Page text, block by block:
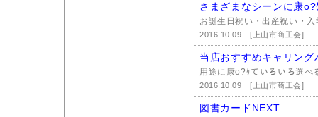
さまざまなシーンに康
お誕生日祝い・出産祝い・
2016.10.09[上山市商工会]
当店おすすめキャリング
用途に康o?ｹていろいろ選
2016.10.09[上山市商工会]
図書カードNEXT